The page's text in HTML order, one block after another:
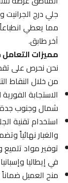
جلي درج الجرانيت
مما يعطي انطباعاً
آخر طابق.
مميزات التعامل
نحن نحرص على
من خلال النقاط
الاستجابة الفورية
شمال وجنوب جدة
استخدام تقنية الجلي
والغبار نهائياً
توفير مواد تلميع
في إيطاليا
منح العميل ضماناً